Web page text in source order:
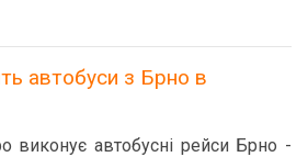
автобуси з Брно в
виконує автобусні рейси Брно -